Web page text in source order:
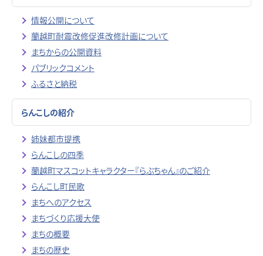
情報公開について
蘭越町耐震改修促進改修計画について
まちからの公開資料
パブリックコメント
ふるさと納税
らんこしの紹介
姉妹都市提携
らんこしの四季
蘭越町マスコットキャラクター『らぶちゃん』のご紹介
らんこし町民歌
まちへのアクセス
まちづくり応援大使
まちの概要
まちの歴史